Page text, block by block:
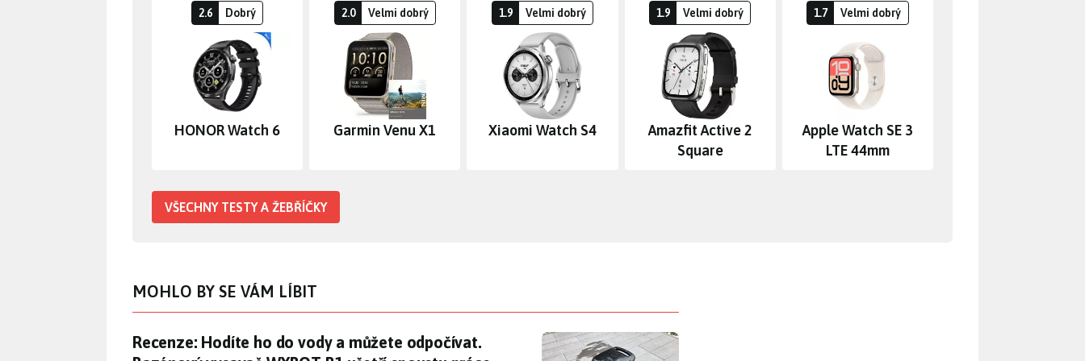
2.6 Dobrý
HONOR Watch 6
2.0 Velmi dobrý
Garmin Venu X1
1.9 Velmi dobrý
Xiaomi Watch S4
1.9 Velmi dobrý
Amazfit Active 2
Square
1.7 Velmi dobrý
Apple Watch SE 3
LTE 44mm
VŠECHNY TESTY A ŽEBŘÍČKY
MOHLO BY SE VÁM LÍBIT
Recenze: Hodíte ho do vody a můžete odpočívat. Bazénový vysavač WYBOT B1 ušetří spoustu práce
Recenze: Hodíte ho do vody a můžete odpočívat.